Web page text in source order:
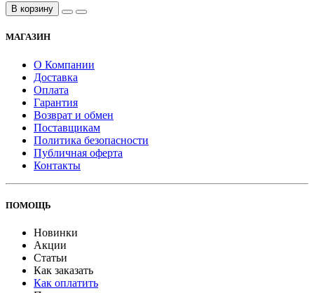
В корзину
МАГАЗИН
О Компании
Доставка
Оплата
Гарантия
Возврат и обмен
Поставщикам
Политика безопасности
Публичная оферта
Контакты
ПОМОЩЬ
Новинки
Акции
Статьи
Как заказать
Как оплатить